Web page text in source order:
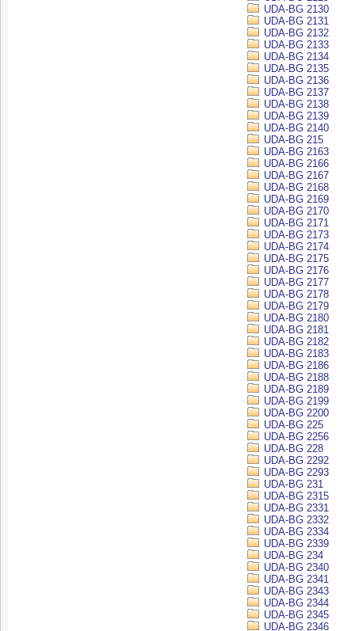
UDA-BG 2130
UDA-BG 2131
UDA-BG 2132
UDA-BG 2133
UDA-BG 2134
UDA-BG 2135
UDA-BG 2136
UDA-BG 2137
UDA-BG 2138
UDA-BG 2139
UDA-BG 2140
UDA-BG 215
UDA-BG 2163
UDA-BG 2166
UDA-BG 2167
UDA-BG 2168
UDA-BG 2169
UDA-BG 2170
UDA-BG 2171
UDA-BG 2173
UDA-BG 2174
UDA-BG 2175
UDA-BG 2176
UDA-BG 2177
UDA-BG 2178
UDA-BG 2179
UDA-BG 2180
UDA-BG 2181
UDA-BG 2182
UDA-BG 2183
UDA-BG 2186
UDA-BG 2188
UDA-BG 2189
UDA-BG 2199
UDA-BG 2200
UDA-BG 225
UDA-BG 2256
UDA-BG 228
UDA-BG 2292
UDA-BG 2293
UDA-BG 231
UDA-BG 2315
UDA-BG 2331
UDA-BG 2332
UDA-BG 2334
UDA-BG 2339
UDA-BG 234
UDA-BG 2340
UDA-BG 2341
UDA-BG 2343
UDA-BG 2344
UDA-BG 2345
UDA-BG 2346